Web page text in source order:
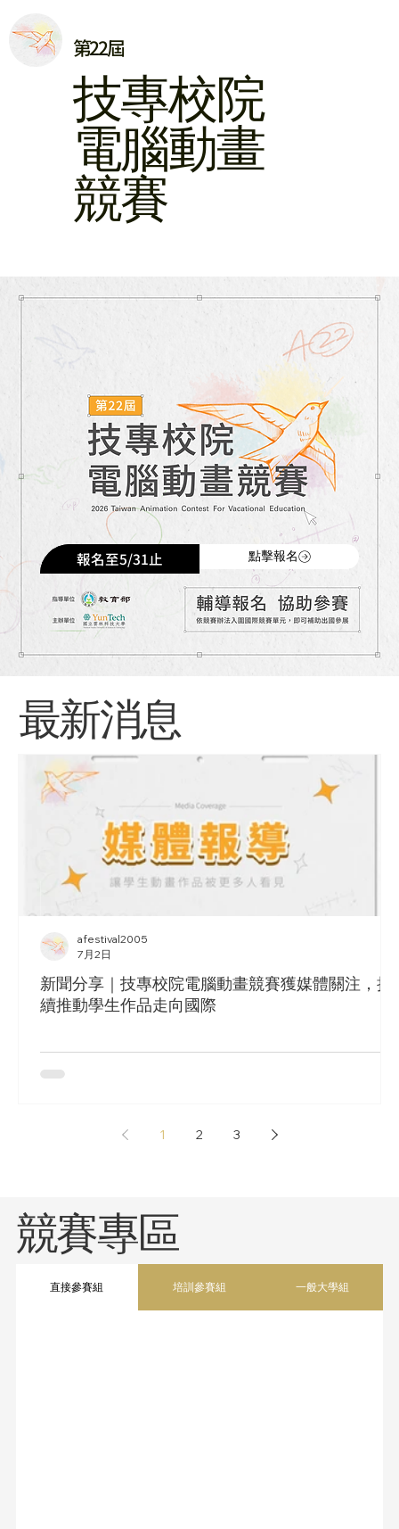
第22屆
​技專校院
電腦動畫
競賽
​報名至5/31止 點擊報名
​最新消息
新聞分享｜技專校院電腦動畫競賽獲媒體關注，持
續推動學生作品走向國際
afestival2005
7月2日
1 2 3
​競賽專區​
直接參賽組 培訓參賽組 一般大學組